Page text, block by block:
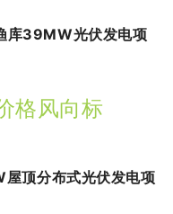
库39MW光伏发电项
格风向标
顶分布式光伏发电项